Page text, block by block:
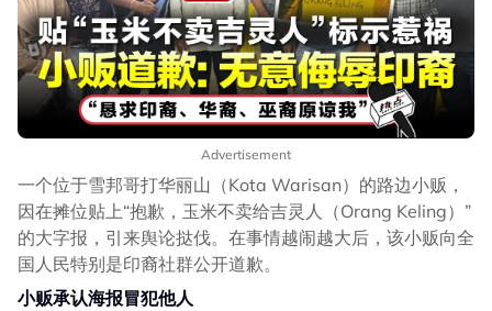
Advertisement
一个位于雪邦哥打华丽山（Kota Warisan）的路边小贩，
因在摊位贴上“抱歉，玉米不卖给吉灵人（Orang Keling）”
的大字报，引来舆论挞伐。在事情越闹越大后，该小贩向全
国人民特别是印裔社群公开道歉。
小贩承认海报冒犯他人